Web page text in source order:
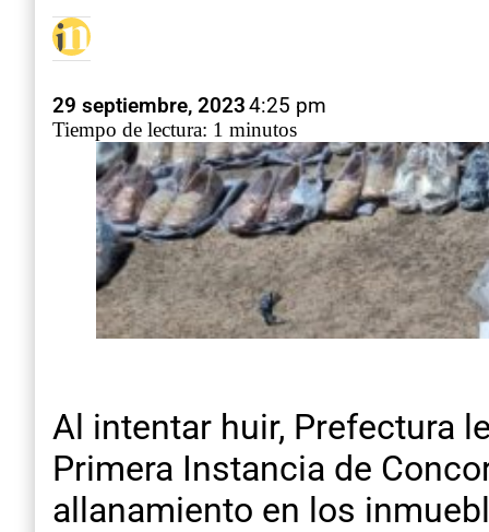
29 septiembre, 20234:25 pm
Tiempo de lectura: 1 minutos
Al intentar huir, Prefectura
Primera Instancia de
allanamiento en los